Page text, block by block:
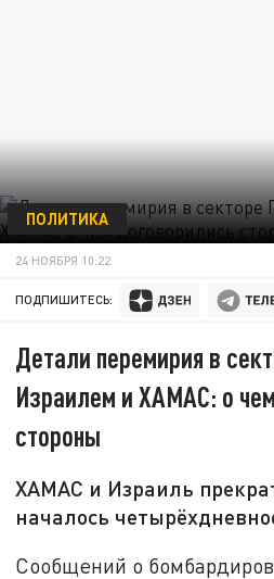
ПОЛИТИКА
24 НОЯБРЯ 10:22
ПОДПИШИТЕСЬ:
Детали перемирия в
Израилем и ХАМАС: о
стороны
ХАМАС и Израиль
началось
Сообщений о